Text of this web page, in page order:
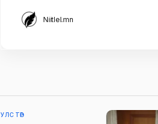
Niitlel.mn
УЛС ТӨР